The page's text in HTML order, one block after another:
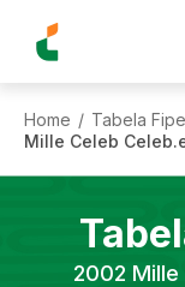
Home / Tabela Fipe
Mille Celeb
2002 Mille